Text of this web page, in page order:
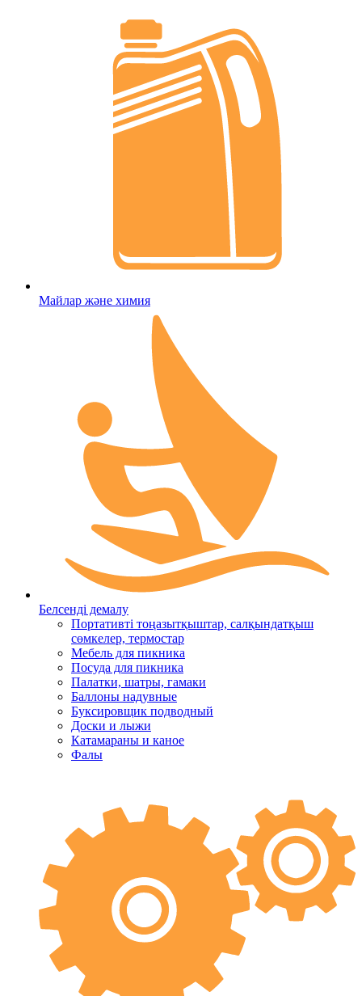
Майлар және химия
Белсенді демалу
Портативті тоңазытқыштар, салқындатқыш
сөмкелер, термостар
Мебель для пикника
Посуда для пикника
Палатки, шатры, гамаки
Баллоны надувные
Буксировщик подводный
Доски и лыжи
Катамараны и каное
Фалы